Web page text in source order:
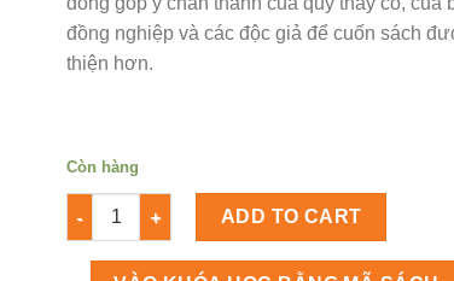
đồng nghiệp và các độc giả để cuốn sách
thiện hơn.
Còn hàng
Lão nha Số lượng
ADD TO CART